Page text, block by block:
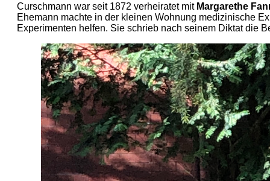
Curschmann war seit 1872 verheiratet mit Margarethe
Ehemann machte in der kleinen Wohnung medizinische
Experimenten helfen. Sie schrieb nach seinem Diktat die